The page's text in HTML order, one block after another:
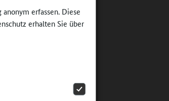
erfassen. Diese
erhalten Sie über